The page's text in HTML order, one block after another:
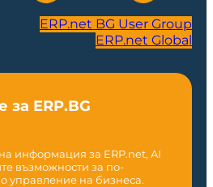
ERP.net BG User Group
ERP.net Global
за ERP.BG
информация за ERP.net, AI
възможности за по-
управление на бизнеса.